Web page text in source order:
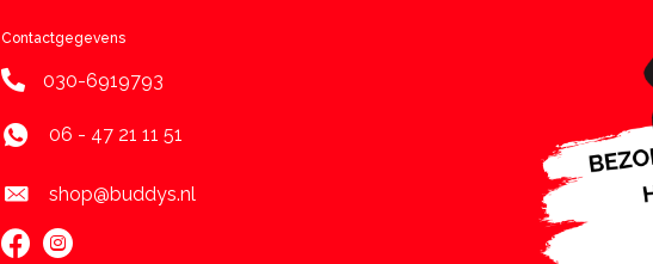
Contactgegevens
030-6919793
06 - 47 21 11 51
shop@buddys.nl